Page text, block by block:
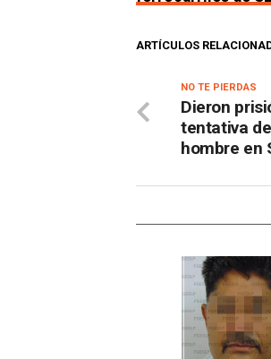
ARTÍCULOS
NO TE PIERDAS
Dieron
tentativa
hombre en